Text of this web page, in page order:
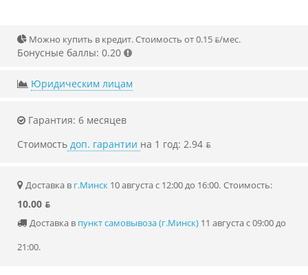
Можно купить в кредит. Стоимость от 0.15 ƃ/мec.
Бонусные баллы: 0.20
Юридическим лицам
Гарантия: 6 месяцев
Стоимость доп. гарантии на 1 год: 2.94 ƃ
Доставка в г.Минск 10 августа с 12:00 до 16:00. Стоимость:
10.00 ƃ
Доставка в пункт самовывоза (г.Минск) 11 августа с 09:00 до
21:00.